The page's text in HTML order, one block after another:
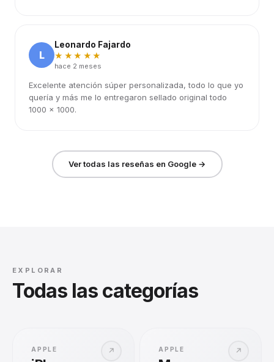
L
Leonardo Fajardo
★★★★★
hace 2 meses
Excelente atención súper personalizada, todo lo que yo
quería y más me lo entregaron sellado original todo
1000 x 1000.
Ver todas las reseñas en Google →
EXPLORAR
Todas las categorías
↗
APPLE ↗
APPLE